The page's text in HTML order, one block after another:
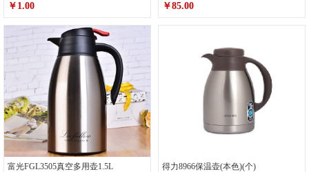
￥1.00 ￥85.00
富光FGL3505真空多用壶1.5L 得力8966保温壶(本色)(个)